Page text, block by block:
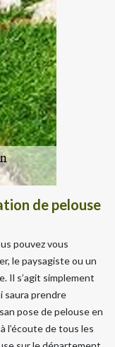
de pelouse
pouvez vous
le paysagiste ou un
Il s’agit simplement
saura prendre
pose de pelouse en
l’écoute de tous les